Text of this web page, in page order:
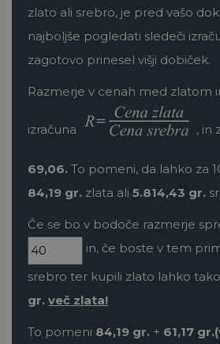
zlato ali srebro, je pred vašo
najboljše pogledati sledeči
zagotovo prinesel višji dobiček.
Razmerje v cenah med zlatom
izračuna , in
69,06. To pomeni, da lahko za
84,19 gr. zlata ali 5.814,43 gr.
Če se bo v bodoče razmerje
in, če boste v tem
srebro ter kupili zlato lahko
gr. več zlata!
To pomeni 84,19 gr. + 61,17